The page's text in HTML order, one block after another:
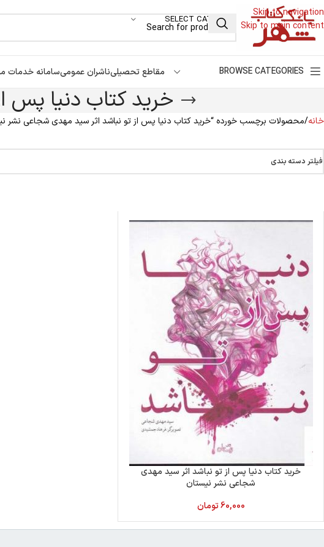
Skip to navigation
Skip to main content
SELECT CATEGORY
BROWSE CATEGORIES مقاطع تحصیلیناشران عمومیسامانه خدمات
خرید کتاب دنیا پس
خانه محصولات برچسب خورده “خرید کتاب دنیا پس از تو نباشد اثر سید مهدی شجاعی نشر
فیلتر دسته بندی
خرید کتاب دنیا پس از تو نباشد اثر سید مهدی
شجاعی نشر نیستان
60,000تومان